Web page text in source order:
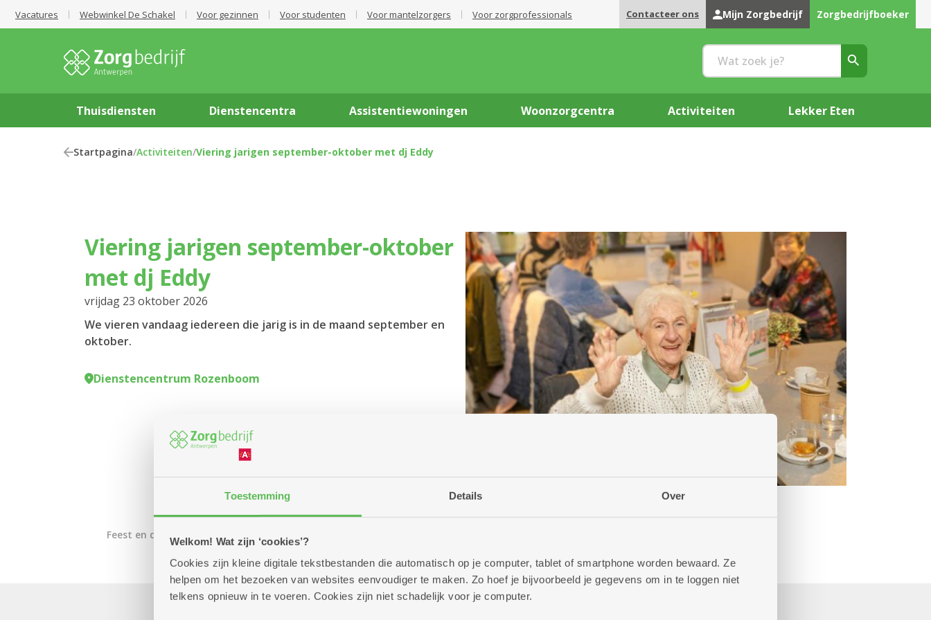
Toestemming Details Over
Welkom! Wat zijn ‘cookies’?
Cookies zijn kleine digitale tekstbestanden die automatisch op je computer, tablet of smartphone worden bewaard. Ze
helpen om het bezoeken van websites eenvoudiger te maken. Zo hoef je bijvoorbeeld je gegevens om in te loggen niet
telkens opnieuw in te voeren. Cookies zijn niet schadelijk voor je computer.
Vacatures Webwinkel De Schakel Voor gezinnen Voor studenten Voor mantelzorgers Voor zorgprofessionals Contacteer ons Mijn Zorgbedrijf Zorgbedrijfboeker
Thuisdiensten Dienstencentra Assistentiewoningen Woonzorgcentra Activiteiten Lekker Eten
Startpagina/Activiteiten/Viering jarigen september-oktober met dj Eddy
Viering jarigen september-oktober
met dj Eddy
vrijdag 23 oktober 2026
We vieren vandaag iedereen die jarig is in de maand september en
oktober.
Dienstencentrum Rozenboom
Feest en dans